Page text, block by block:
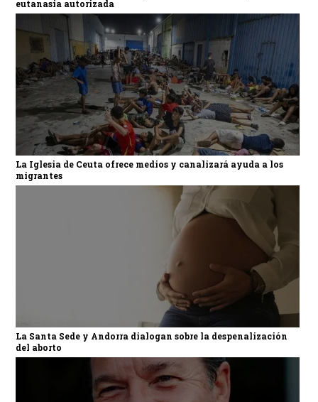
eutanasia autorizada
La Iglesia de Ceuta ofrece medios y canalizará ayuda a los
migrantes
La Santa Sede y Andorra dialogan sobre la despenalización
del aborto